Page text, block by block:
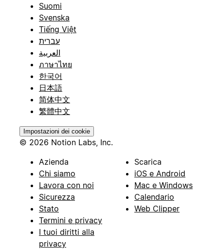
Suomi
Svenska
Tiếng Việt
עברית
العربية
ภาษาไทย
한국어
日本語
简体中文
繁體中文
Impostazioni dei cookie
© 2026 Notion Labs, Inc.
Azienda
Chi siamo
Lavora con noi
Sicurezza
Stato
Termini e privacy
I tuoi diritti alla
privacy
Scarica
iOS e Android
Mac e Windows
Calendario
Web Clipper